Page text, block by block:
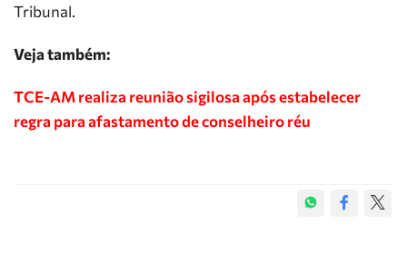
Tribunal.
Veja também:
TCE-AM realiza reunião sigilosa após estabelecer
regra para afastamento de conselheiro réu